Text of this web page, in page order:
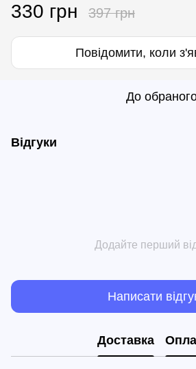
330 грн 397 грн
Повідомити, коли
До
Відгуки
Додайте перший
Написати
Доставка